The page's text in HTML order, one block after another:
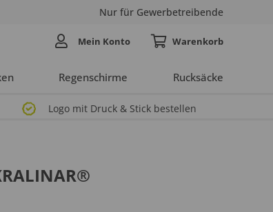
Nur für Gewerbetreibende
Regenschirme Rucksäcke
Mein Konto
Logo mit Druck & Stick bestellen